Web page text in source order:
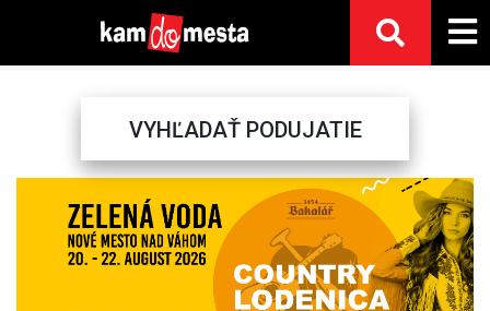
VYHĽADAŤ PODUJATIE
Next